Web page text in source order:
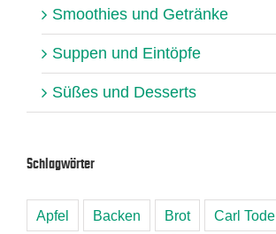
Smoothies und Getränke
Suppen und Eintöpfe
Süßes und Desserts
Schlagwörter
Apfel Backen Brot Carl Tode